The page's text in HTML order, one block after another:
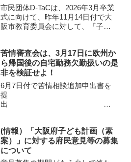
市民団体D-TaCは、2026年3月卒業
式に向けて、昨年11月14日付で大
阪市教育委員会に対して、『子ど
書』を提出し、12月8日付で『回
答』を受け、2月19日に、その回
答にかかわる...
苦情審査会は、3月17日に欧州か
ら帰国後の自宅勤務欠勤扱いの是
非を検証せよ！
6月7日付で苦情相談追加申出書を
提
出
松田幹雄2019年度人
事評価に対する苦情対応調書が6月
5日付で送られてきました。私は、
6月1日に、3月の...
(情報）「大阪府子ども計画（素
案）」に対する府民意見等の募集
について